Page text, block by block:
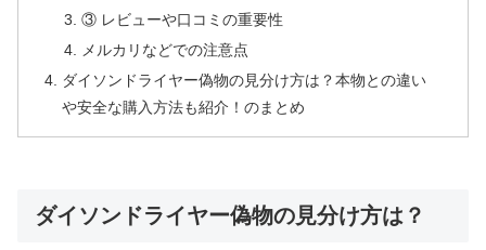
③ レビューや口コミの重要性
メルカリなどでの注意点
ダイソンドライヤー偽物の見分け方は？本物との違い
や安全な購入方法も紹介！のまとめ
ダイソンドライヤー偽物の見分け方は？